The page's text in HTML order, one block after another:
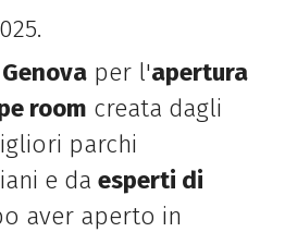
Genovaper l'apertura
room creata dagli
parchi
e da esperti di
aver aperto in